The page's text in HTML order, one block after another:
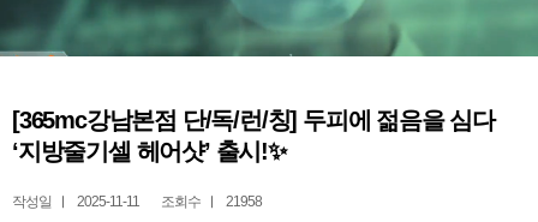
[365mc강남본점 단/독/런/칭] 두피에 젊음을 심다
‘지방줄기셀 헤어샷’ 출시!✨
작성일 2025-11-11 조회수 21958